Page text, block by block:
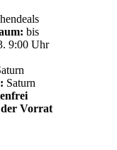
bis
9:00 Uhr
Saturn
Vorrat